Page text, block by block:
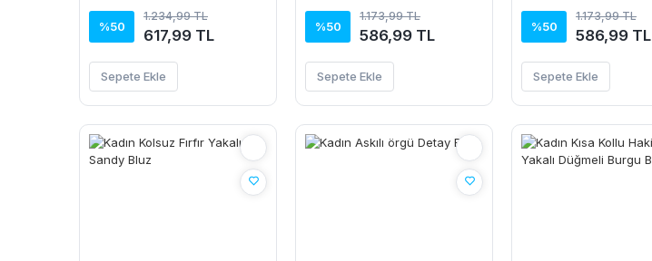
%50
1.234,99 TL
617,99 TL
Sepete Ekle
%50
1.173,99 TL
586,99 TL
Sepete Ekle
%50
1.173,99 TL
586,99 TL
Sepete Ekle